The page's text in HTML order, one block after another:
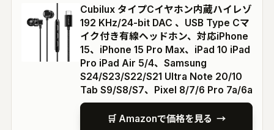
Cubilux タイプCイヤホン内蔵ハイレゾ
192 KHz/24-bit DAC 、USB Type Cマ
イク付き有線ヘッドホン、対応iPhone
15、iPhone 15 Pro Max、iPad 10 iPad
Pro iPad Air 5/4、Samsung
S24/S23/S22/S21 Ultra Note 20/10
Tab S9/S8/S7、Pixel 8/7/6 Pro 7a/6a
🛒 Amazonで価格を見る →